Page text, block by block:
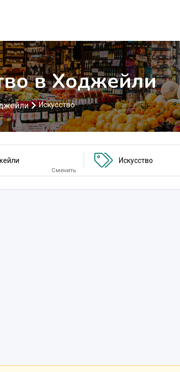
в Ходжейли
Искусство
Сменить
Искусство